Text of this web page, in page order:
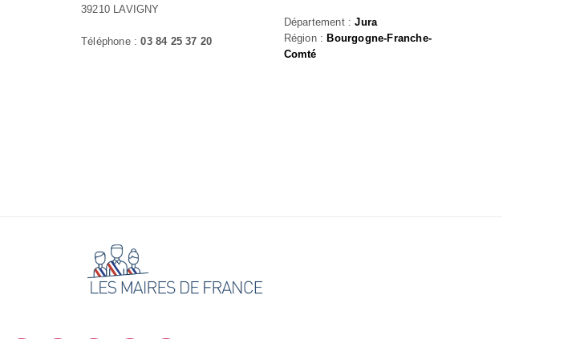
39210 LAVIGNY
Téléphone :03 84 25 37 20
Département :Jura
Région : Bourgogne-Franche-
Comté